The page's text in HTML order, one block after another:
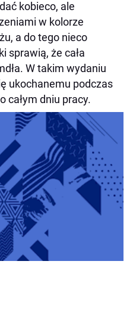
kobieco, ale
w kolorze
a do tego nieco
sprawią, że cała
W takim wydaniu
ukochanemu podczas
całym dniu pracy.